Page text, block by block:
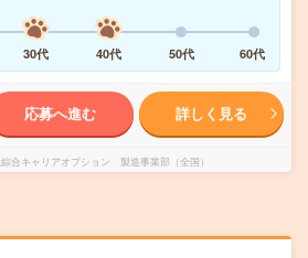
30代 40代 50代 60代
応募へ進む 詳しく見る
合キャリアオプション 製造事業部（全国）